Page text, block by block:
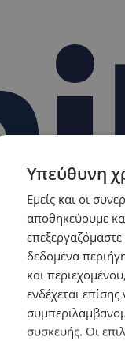
Υπεύθυνη
Εμείς και οι
αποθηκεύουμε
δεδομένα
και
ενδέχεται
συσκευής. Οι